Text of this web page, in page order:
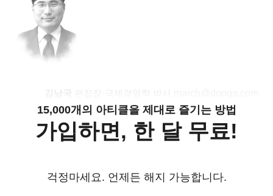
15,000개의 아티클을 제대로 즐기는 방법
가입하면, 한 달 무료!
걱정마세요. 언제든 해지 가능합니다.